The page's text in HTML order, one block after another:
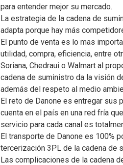
para entender mejor su mercado.
La estrategia de la cadena de
adapta porque hay más
El punto de venta es lo mas
utilidad, compra, eficiencia, entre
Soriana, Chedraui o Walmart al
cadena de suministro da la visión
además del respeto al medio
El reto de Danone es entregar sus
cuenta en el país en una red fría
servicio para cada canal es
El transporte de Danone es 100%
tercerización 3PL de la cadena de
Las complicaciones de la cadena